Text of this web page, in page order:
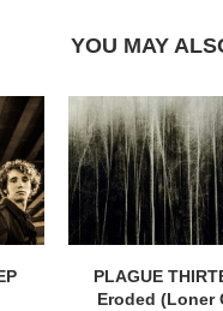
YOU MAY
PLAGUE
Eroded (Loner